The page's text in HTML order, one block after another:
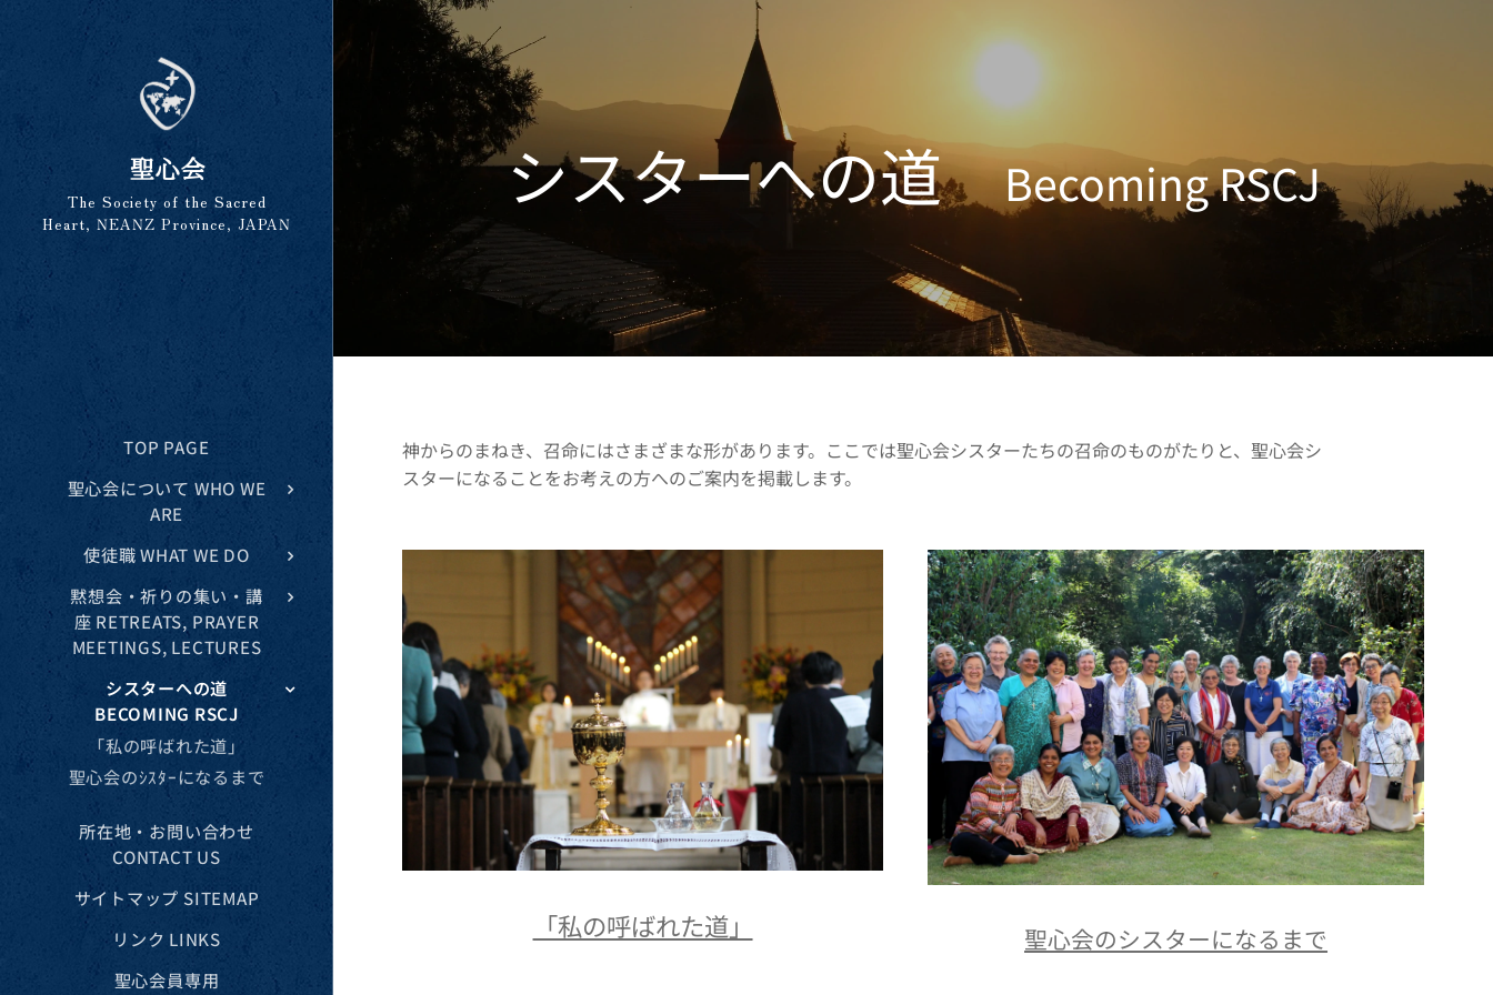
聖心会
The Society of the Sacred
Heart, NEANZ Province, JAPAN
TOP PAGE
聖心会について WHO WE
ARE
使徒職 WHAT WE DO
黙想会・祈りの集い・講
座 RETREATS, PRAYER
MEETINGS, LECTURES
シスターへの道
BECOMING RSCJ
「私の呼ばれた道」
聖心会のｼｽﾀｰになるまで
所在地・お問い合わせ
CONTACT US
サイトマップ SITEMAP
リンク LINKS
聖心会員専用
シスターへの道Becoming RSCJ
神からのまねき、召命にはさまざまな形があります。ここでは聖心会シスターたちの召命のものがたりと、聖心会シ
スターになることをお考えの方へのご案内を掲載します。
「私の呼ばれた道」 聖心会のシスターになるまで